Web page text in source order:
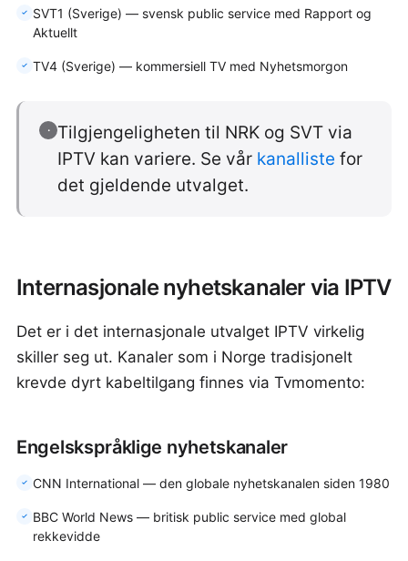
SVT1 (Sverige) — svensk public service med Rapport og
Aktuellt
TV4 (Sverige) — kommersiell TV med Nyhetsmorgon
·
Tilgjengeligheten til NRK og SVT via
IPTV kan variere. Se vår kanalliste for
det gjeldende utvalget.
Internasjonale nyhetskanaler via IPTV
Det er i det internasjonale utvalget IPTV virkelig
skiller seg ut. Kanaler som i Norge tradisjonelt
krevde dyrt kabeltilgang finnes via Tvmomento:
Engelskspråklige nyhetskanaler
CNN International — den globale nyhetskanalen siden 1980
BBC World News — britisk public service med global
rekkevidde